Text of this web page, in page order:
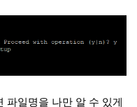
파일명을 나만 알 수 있게